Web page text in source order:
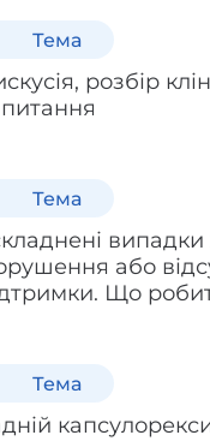
Тема
розбір
Тема
випадки
або
Що
Тема